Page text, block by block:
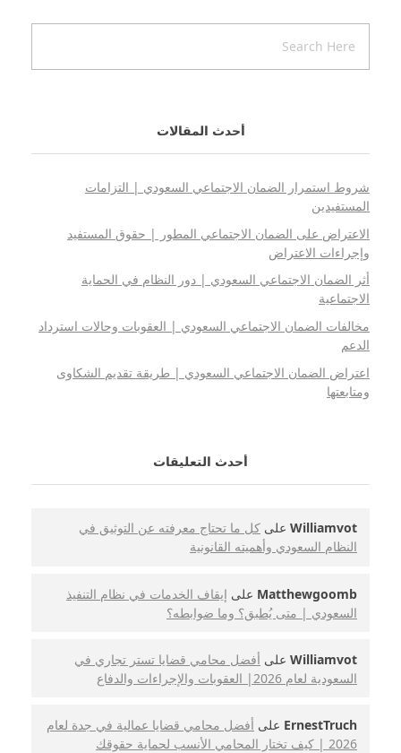
أحدث المقالات
شروط استمرار الضمان الاجتماعي السعودي | التزامات
المستفيدين
الاعتراض على الضمان الاجتماعي المطور | حقوق المستفيد
وإجراءات الاعتراض
أثر الضمان الاجتماعي السعودي | دور النظام في الحماية
الاجتماعية
مخالفات الضمان الاجتماعي السعودي | العقوبات وحالات استرداد
الدعم
اعتراض الضمان الاجتماعي السعودي | طريقة تقديم الشكاوى
ومتابعتها
أحدث التعليقات
Williamvot على كل ما تحتاج معرفته عن التوثيق في
النظام السعودي وأهميته القانونية
Matthewgoomb على إيقاف الخدمات في نظام التنفيذ
السعودي | متى يُطبق؟ وما ضوابطه؟
Williamvot على أفضل محامي قضايا تستر تجاري في
السعودية لعام 2026| العقوبات والإجراءات والدفاع
ErnestTruch على أفضل محامي قضايا عمالية في جدة لعام
2026 | كيف تختار المحامي الأنسب لحماية حقوقك